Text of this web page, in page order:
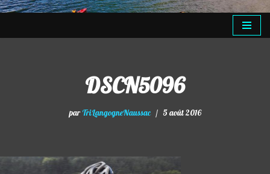
DSCN5096
par TriLangogneNaussac 5 août 2016